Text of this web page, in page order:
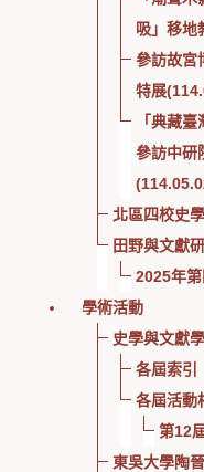
吸」移地
參訪故宮
特展
「典藏
參訪中研
北區四校史
田野與文獻
2025年
學術活動
史學與文獻
各屆索引
各屆活動
第12
東吳大學陶